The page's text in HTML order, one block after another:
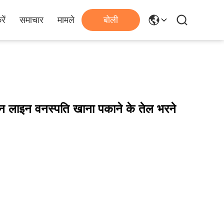
समाचार मामले बोली
लाइन वनस्पति खाना पकाने के तेल भरने